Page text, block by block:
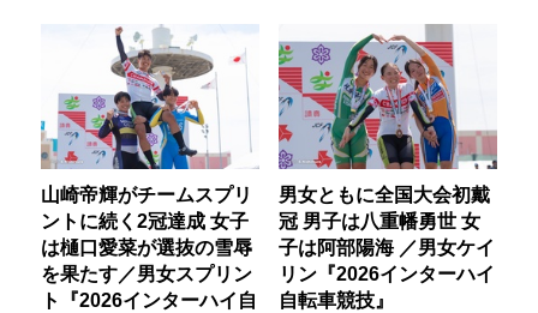
山崎帝輝がチームスプリ
ントに続く2冠達成 女子
は樋口愛菜が選抜の雪辱
を果たす／男女スプリン
ト『2026インターハイ自
男女ともに全国大会初戴
冠 男子は八重幡勇世 女
子は阿部陽海 ／男女ケイ
リン『2026インターハイ
自転車競技』